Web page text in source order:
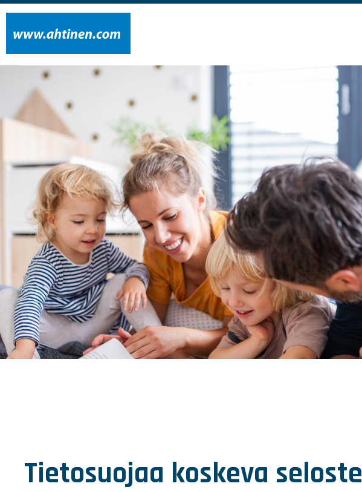
Tietosuojaa koskeva seloste